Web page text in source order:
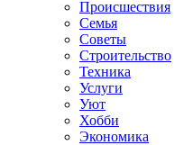
Происшествия
Семья
Советы
Строительство
Техника
Услуги
Уют
Хобби
Экономика